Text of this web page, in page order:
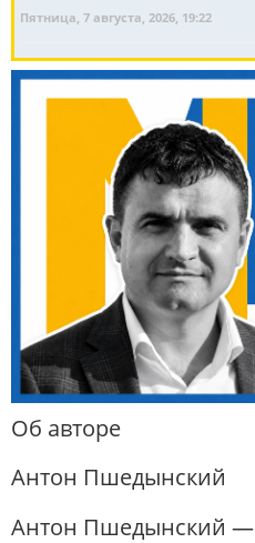
Пятница, 7 августа, 2026, 19:22
Об авторе
Антон Пшедынский
Антон Пшедынский —